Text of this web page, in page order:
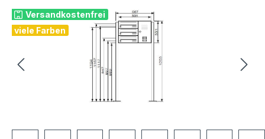
Versandkostenfrei
viele Farben